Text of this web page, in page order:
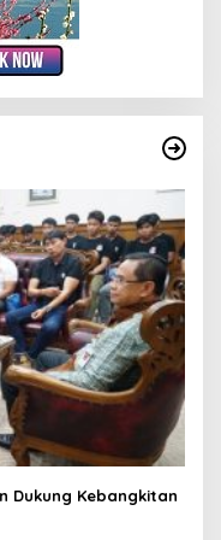
Dukung Kebangkitan